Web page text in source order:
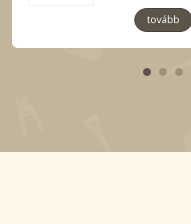
tovább